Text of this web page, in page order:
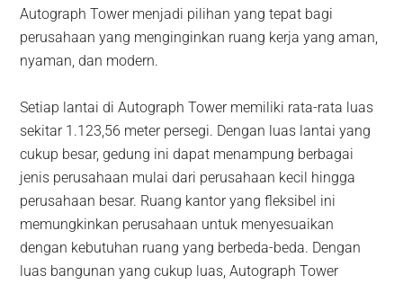
Autograph Tower menjadi pilihan yang tepat bagi
perusahaan yang menginginkan ruang kerja yang aman,
nyaman, dan modern.
Setiap lantai di Autograph Tower memiliki rata-rata luas
sekitar 1.123,56 meter persegi. Dengan luas lantai yang
cukup besar, gedung ini dapat menampung berbagai
jenis perusahaan mulai dari perusahaan kecil hingga
perusahaan besar. Ruang kantor yang fleksibel ini
memungkinkan perusahaan untuk menyesuaikan
dengan kebutuhan ruang yang berbeda-beda. Dengan
luas bangunan yang cukup luas, Autograph Tower